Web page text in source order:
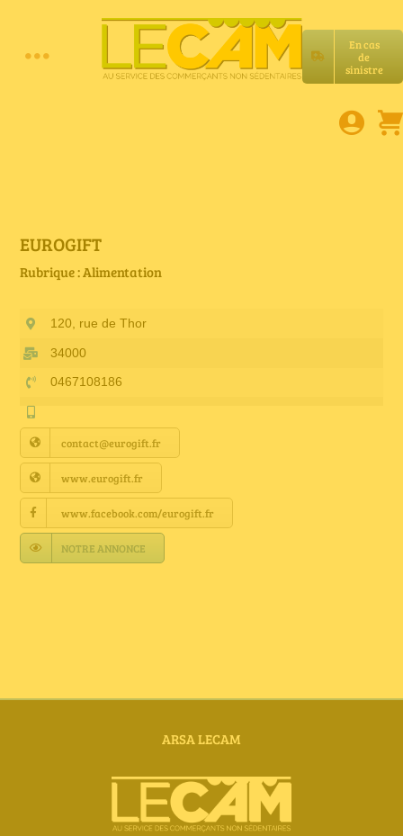
En cas
de
sinistre
Toggle
E-book
Petites annonces
Annuaire Fournisseurs
Actualités
Contact
EUROGIFT
Rubrique : Alimentation
120, rue de Thor
34000
0467108186
contact@eurogift.fr
www.eurogift.fr
www.facebook.com/eurogift.fr
NOTRE ANNONCE
ARSA LECAM